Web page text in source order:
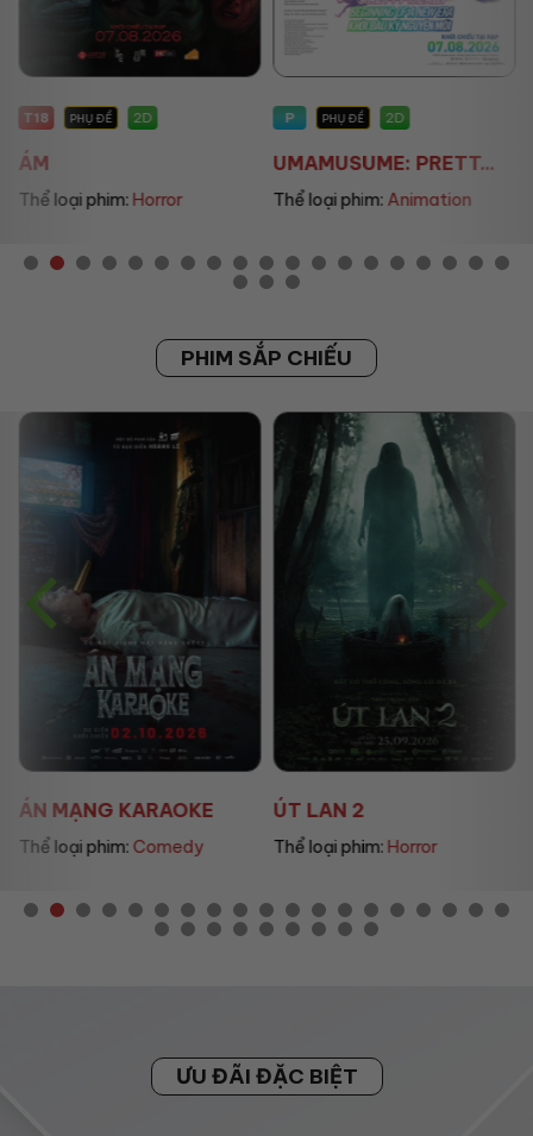
T18 PHỤ ĐỀ 2D
ÁM
Thể loại phim: Horror
P PHỤ ĐỀ 2D
UMAMUSUME: PRETT...
Thể loại phim: Animation
PHIM SẮP CHIẾU
ÁN MẠNG KARAOKE
Thể loại phim: Comedy
ÚT LAN 2
Thể loại phim: Horror
ƯU ĐÃI ĐẶC BIỆT